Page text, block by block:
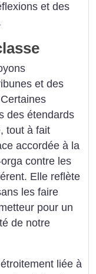
et des
et des
des étendards
tout à fait
accordée à la
contre les
Elle reflète
les faire
pour un
de notre
liée à